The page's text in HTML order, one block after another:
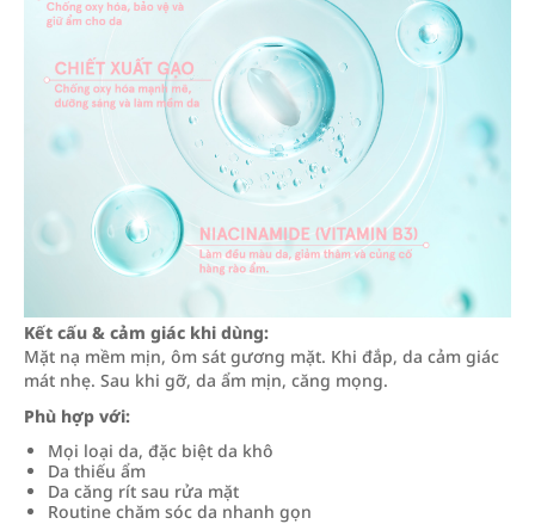
Kết cấu & cảm giác khi dùng:
Mặt nạ mềm mịn, ôm sát gương mặt. Khi đắp, da cảm giác
mát nhẹ. Sau khi gỡ, da ẩm mịn, căng mọng.
Phù hợp với:
Mọi loại da, đặc biệt da khô
Da thiếu ẩm
Da căng rít sau rửa mặt
Routine chăm sóc da nhanh gọn